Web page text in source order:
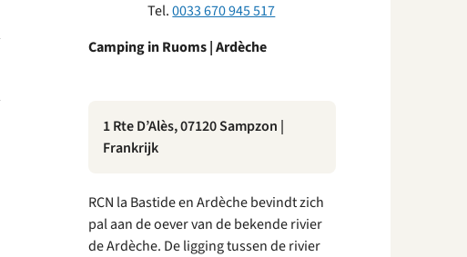
Tel.0033 670 945 517
Camping in Ruoms | Ardèche
1 Rte D’Alès, 07120 Sampzon |
Frankrijk
RCN la Bastide en Ardèche bevindt zich
pal aan de oever van de bekende rivier
de Ardèche. De ligging tussen de rivier